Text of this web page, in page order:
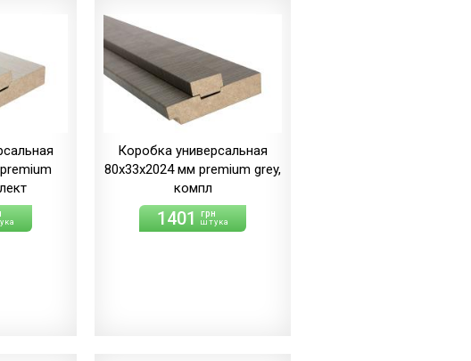
Коробка универсальная
80х33х2024 мм premium grey,
компл
1401 грн
штука